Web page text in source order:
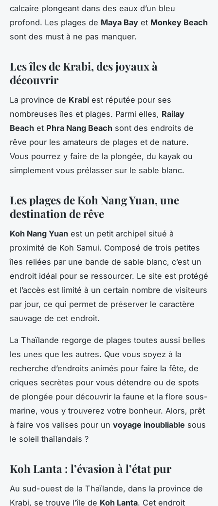
calcaire plongeant dans des eaux d’un bleu
profond. Les plages de Maya Bay et Monkey Beach
sont des must à ne pas manquer.
Les îles de Krabi, des joyaux à
découvrir
La province de Krabi est réputée pour ses
nombreuses îles et plages. Parmi elles, Railay
Beach et Phra Nang Beach sont des endroits de
rêve pour les amateurs de plages et de nature.
Vous pourrez y faire de la plongée, du kayak ou
simplement vous prélasser sur le sable blanc.
Les plages de Koh Nang Yuan, une
destination de rêve
Koh Nang Yuan est un petit archipel situé à
proximité de Koh Samui. Composé de trois petites
îles reliées par une bande de sable blanc, c’est un
endroit idéal pour se ressourcer. Le site est protégé
et l’accès est limité à un certain nombre de visiteurs
par jour, ce qui permet de préserver le caractère
sauvage de cet endroit.
La Thaïlande regorge de plages toutes aussi belles
les unes que les autres. Que vous soyez à la
recherche d’endroits animés pour faire la fête, de
criques secrètes pour vous détendre ou de spots
de plongée pour découvrir la faune et la flore sous-
marine, vous y trouverez votre bonheur. Alors, prêt
à faire vos valises pour un voyage inoubliable sous
le soleil thaïlandais ?
Koh Lanta : l’évasion à l’état pur
Au sud-ouest de la Thaïlande, dans la province de
Krabi, se trouve l’île de Koh Lanta. Cet endroit